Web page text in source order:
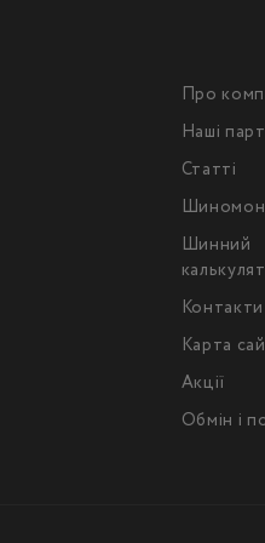
Про
Наші
Статті
Шинний
Контакти
Карта
Акції
Обмін і